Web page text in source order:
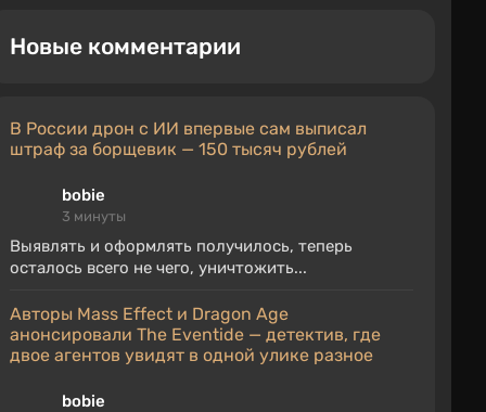
Новые комментарии
В России дрон с ИИ впервые сам выписал
штраф за борщевик — 150 тысяч рублей
bobie
3 минуты
Выявлять и оформлять получилось, теперь
осталось всего не чего, уничтожить...
Авторы Mass Effect и Dragon Age
анонсировали The Eventide — детектив, где
двое агентов увидят в одной улике разное
bobie